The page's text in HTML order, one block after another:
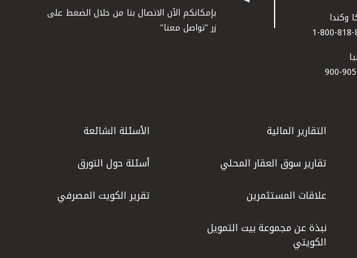
وكندا
1-800-
900-
بإمكانكم الآن الاتصال بنا من خلال الضغط على
زر "تواصل معنا"
التقارير المالية
تقارير سوق العقار المحلي
علاقات المستثمرين
نبذة عن مجموعة بيت التمويل
الكويتي
الأسئلة الشائعة
أسئلة حول التورق
تقرير الكويت المصرفي